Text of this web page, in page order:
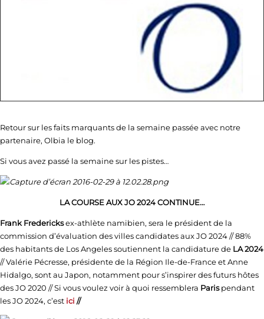
Retour sur les faits marquants de la semaine passée avec notre
partenaire, Olbia le blog.
Si vous avez passé la semaine sur les pistes…
LA COURSE AUX JO 2024 CONTINUE…
Frank Fredericksex-athlète namibien, sera le président de la
commission d’évaluation des villes candidates aux JO 2024 // 88%
des habitants de Los Angeles soutiennent la candidature de LA 2024
// Valérie Pécresse, présidente de la Région Ile-de-France et Anne
Hidalgo, sont au Japon, notamment pour s’inspirer des futurs hôtes
des JO 2020 // Si vous voulez voir à quoi ressemblera Parispendant
les JO 2024, c’est ici //